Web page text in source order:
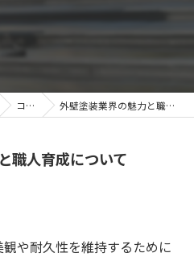
コラム 外壁塗装業界の魅力と職人育成について
職人育成について
や耐久性を維持するために